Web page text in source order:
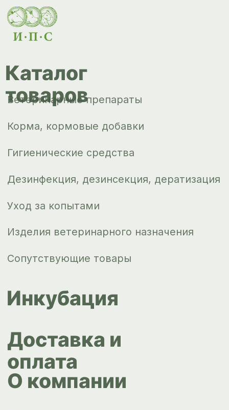
товаров
ips66@bk.ru
+7 343 264
51 17
Инкубация
Доставка и
оплата
О компании
Ветеринарные препараты
Корма, кормовые добавки
Дезинфекция, дезинсекция, дератизация
Изделия ветеринарного назначения
Сопутствующие товары
© ИПС «Сведловская» 2023